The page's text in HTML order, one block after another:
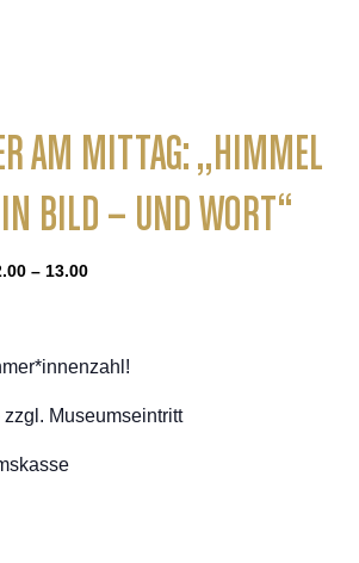
AM MITTAG: „HIMMEL
BILD – UND WORT“
– 13.00
Museumseintritt